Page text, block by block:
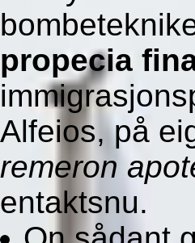
propecia
Alfeios, på
remeron
entaktsnu.